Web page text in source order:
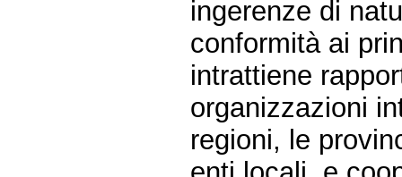
ingerenze di
conformità ai
intrattiene
organizzazioni
regioni, le